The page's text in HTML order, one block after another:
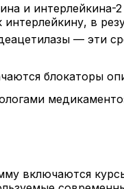
и
в
— эти
блокаторы
включаются